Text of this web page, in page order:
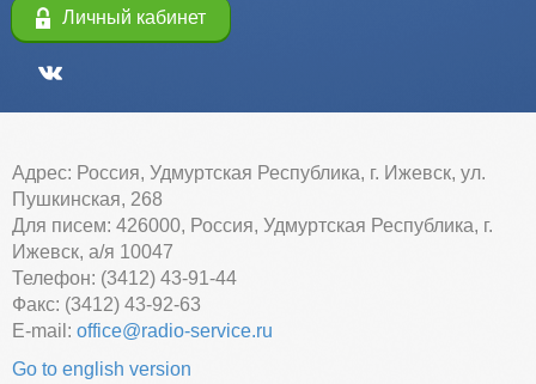
Личный кабинет
Адрес: Россия, Удмуртская Республика, г. Ижевск, ул.
Пушкинская, 268
Для писем: 426000, Россия, Удмуртская Республика, г.
Ижевск, а/я 10047
Телефон: (3412) 43-91-44
Факс: (3412) 43-92-63
E-mail: office@radio-service.ru
Go to english version